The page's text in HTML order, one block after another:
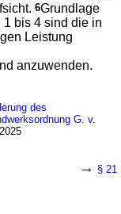
6Grundlage
bis 4 sind die in
Leistung
anzuwenden.
des
G. v.
→ § 21